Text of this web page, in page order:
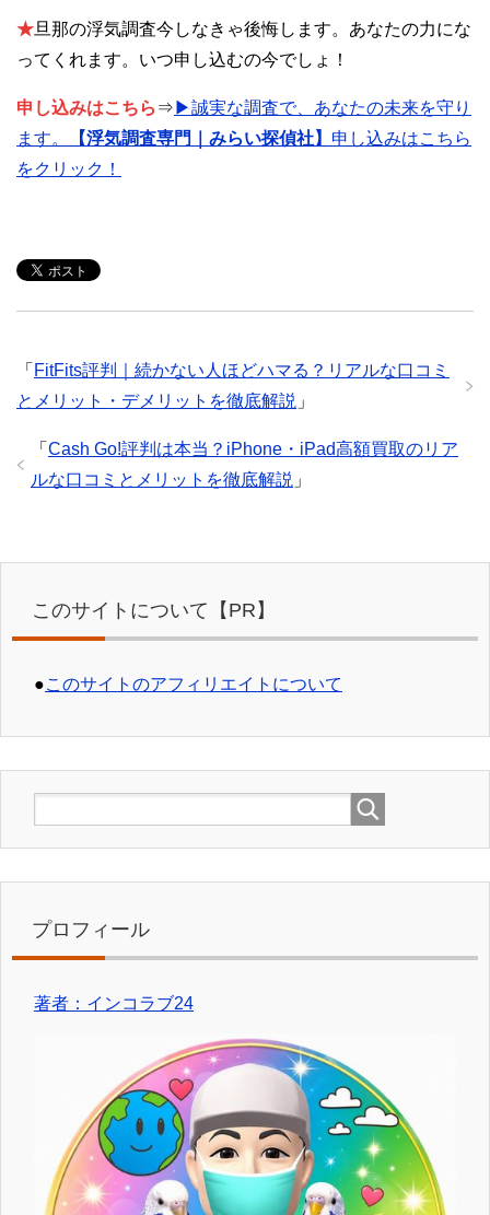
★旦那の浮気調査今しなきゃ後悔します。あなたの力にな
ってくれます。いつ申し込むの今でしょ！
申し込みはこちら ⇒ ▶誠実な調査で、あなたの未来を守り
ます。
【浮気調査専門｜みらい探偵社】 申し込みはこちら
をクリック！
「 FitFits評判｜続かない人ほどハマる？リアルな口コミ
とメリット・デメリットを徹底解説 」
「 Cash Go!評判は本当？iPhone・iPad高額買取のリア
ルな口コミとメリットを徹底解説 」
このサイトについて【PR】
●このサイトのアフィリエイトについて
プロフィール
著者：インコラブ24